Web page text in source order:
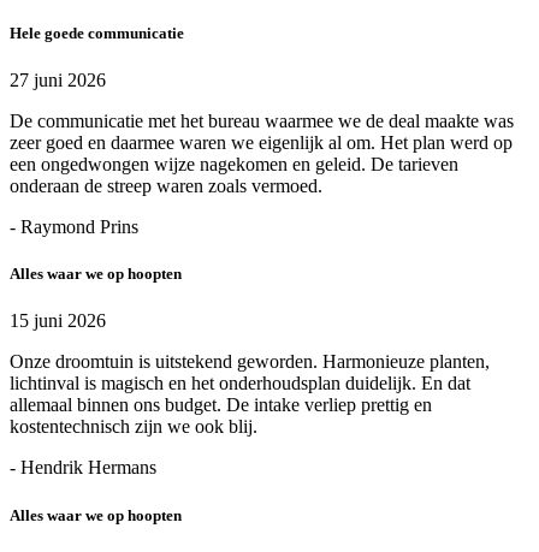
Hele goede communicatie
27 juni 2026
De communicatie met het bureau waarmee we de deal maakte was
zeer goed en daarmee waren we eigenlijk al om. Het plan werd op
een ongedwongen wijze nagekomen en geleid. De tarieven
onderaan de streep waren zoals vermoed.
- Raymond Prins
Alles waar we op hoopten
15 juni 2026
Onze droomtuin is uitstekend geworden. Harmonieuze planten,
lichtinval is magisch en het onderhoudsplan duidelijk. En dat
allemaal binnen ons budget. De intake verliep prettig en
kostentechnisch zijn we ook blij.
- Hendrik Hermans
Alles waar we op hoopten